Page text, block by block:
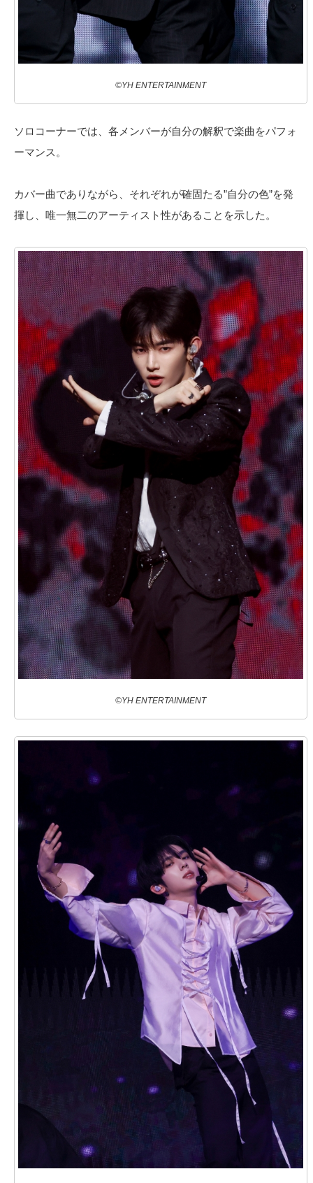
©YH ENTERTAINMENT
ソロコーナーでは、各メンバーが自分の解釈で楽曲をパフォ
ーマンス。
カバー曲でありながら、それぞれが確固たる”自分の色”を発
揮し、唯一無二のアーティスト性があることを示した。
©YH ENTERTAINMENT